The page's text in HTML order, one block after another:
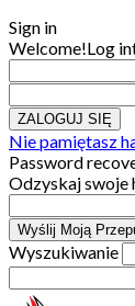
Sign in
Welcome!Log
Nie pamiętasz
Password
Odzyskaj swoje
Wyszukiwanie